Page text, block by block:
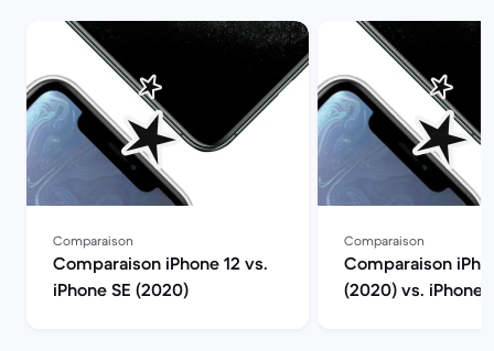
Comparaison
Comparaison iPhone 12 vs.
iPhone SE (2020)
Comparaison
Comparaison
(2020) vs. iPhone